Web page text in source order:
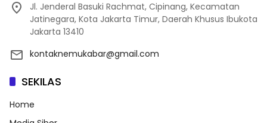
Jl. Jenderal Basuki Rachmat, Cipinang, Kecamatan
Jatinegara, Kota Jakarta Timur, Daerah Khusus Ibukota
Jakarta 13410
kontaknemukabar@gmail.com
SEKILAS
Home